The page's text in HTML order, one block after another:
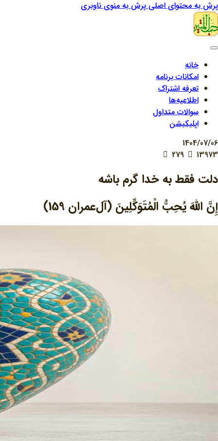
پرش به محتوای اصلیپرش به منوی ناوبری
خانه
امکانات برنامه
تعرفه اشتراک
اطلاعیه‌ها
سوالات متداول
اپلیکیشن
1404/07/06
13973
دلت فقط به خدا گرم باشه
إِنَّ اللَّهَ يُحِبُّ الْمُتَوَكِّلِينَ (آل‌عمران 159)